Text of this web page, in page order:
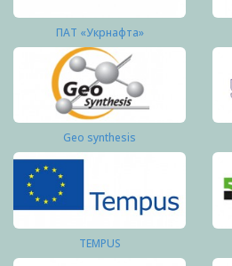
ПАТ «Укрнафта»
Geo synthesis
TEMPUS